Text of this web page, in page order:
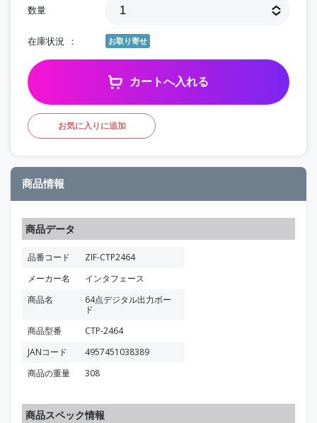
数量
在庫状況 お取り寄せ
カートへ入れる
お気に入りに追加
商品情報
商品データ
品番コード
ZIF-CTP2464
メーカー名
インタフェース
商品名
64点デジタル出力ボー
ド
商品型番
CTP-2464
JANコード
4957451038389
商品の重量
308
商品スペック情報